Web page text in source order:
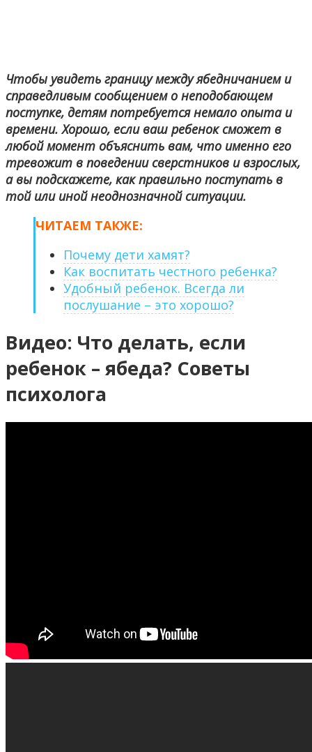
Чтобы увидеть границу между ябедничанием и
справедливым сообщением о неподобающем
поступке, детям потребуется немало опыта и
времени. Хорошо, если ваш ребенок сможет в
любой момент объяснить вам, что именно его
тревожит в поведении сверстников и взрослых,
а вы подскажете, как правильно поступать в
той или иной неоднозначной ситуации.
ЧИТАЕМ ТАКЖЕ:
Почему дети хамят?
Как воспитать честного ребенка?
Удобный ребенок. Всегда ли
послушание – это хорошо?
Видео: Что делать, если
ребенок – ябеда? Советы
психолога